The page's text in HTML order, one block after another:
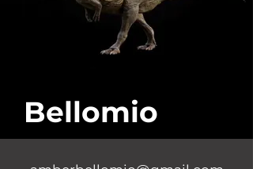
Bellomio